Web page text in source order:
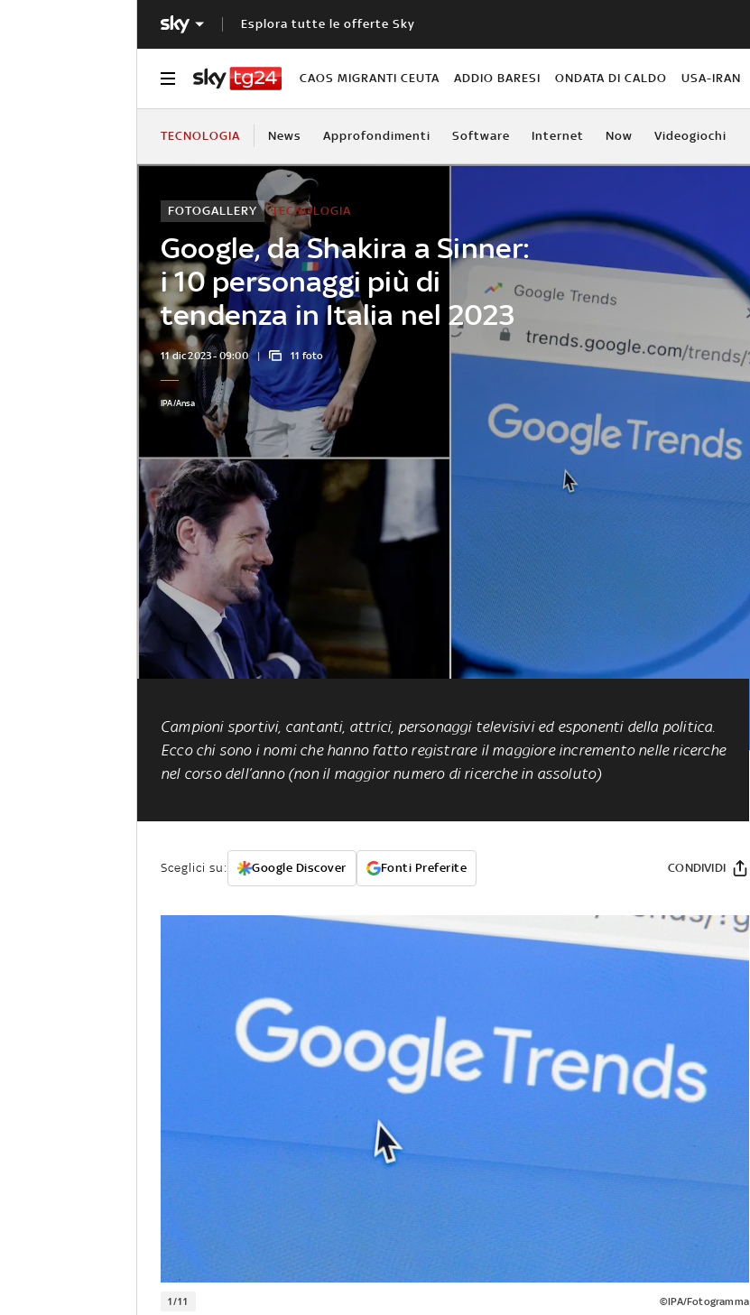
Esplora tutte le offerte Sky
CAOS MIGRANTI CEUTA ADDIO BARESI ONDATA DI CALDO USA-IRAN
TECNOLOGIA News Approfondimenti Software Internet Now Videogiochi
Google, da Shakira a Sinner:
i 10 personaggi più di
tendenza in Italia nel 2023
TECNOLOGIA
FOTOGALLERY
11 dic 2023 - 09:00 11 foto
IPA/Ansa
Campioni sportivi, cantanti, attrici, personaggi televisivi ed esponenti della politica.
Ecco chi sono i nomi che hanno fatto registrare il maggiore incremento nelle ricerche
nel corso dell’anno (non il maggior numero di ricerche in assoluto)
Sceglici su: Google Discover Fonti Preferite CONDIVIDI
1/11 ©IPA/Fotogramma